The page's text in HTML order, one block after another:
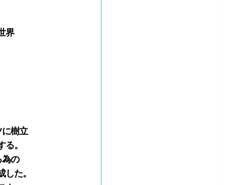
界
樹立
。
の
た。